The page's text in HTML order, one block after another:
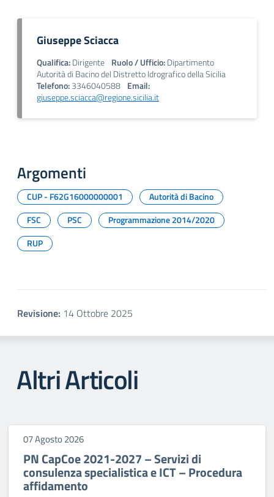
Giuseppe Sciacca
Qualifica:Dirigente Ruolo / Ufficio:Dipartimento
Autorità di Bacino del Distretto Idrografico della Sicilia
Telefono:3346040588 Email:
giuseppe.sciacca@regione.sicilia.it
Argomenti
CUP - F62G16000000001
Autorità di Bacino
FSC
PSC
Programmazione 2014/2020
RUP
Revisione: 14 Ottobre 2025
Altri Articoli
07 Agosto 2026
PN CapCoe 2021-2027 – Servizi di
consulenza specialistica e ICT – Procedura
affidamento